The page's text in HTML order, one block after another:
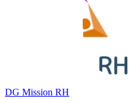
DG Mission RH